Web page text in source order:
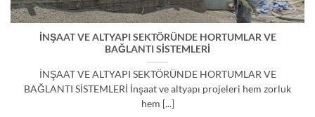
İNŞAAT VE ALTYAPI SEKTÖRÜNDE HORTUMLAR VE
BAĞLANTI SİSTEMLERİ
İNŞAAT VE ALTYAPI SEKTÖRÜNDE HORTUMLAR VE
BAĞLANTI SİSTEMLERİ İnşaat ve altyapı projeleri hem zorluk
hem [...]